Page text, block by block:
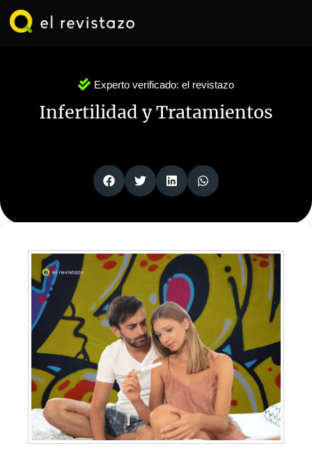
Experto verificado: el revistazo
Infertilidad y Tratamientos